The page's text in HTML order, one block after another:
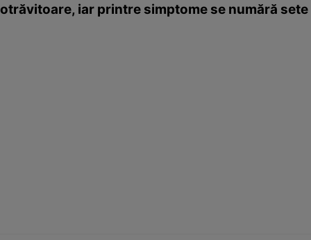
otrăvitoare, iar printre simptome se numără